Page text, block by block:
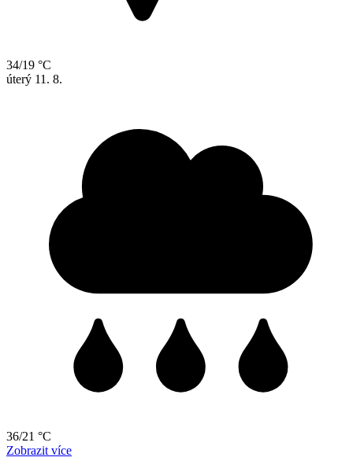
34/19 °C
úterý 11. 8.
36/21 °C
Zobrazit více